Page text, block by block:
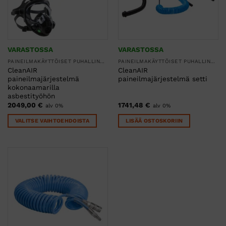
VARASTOSSA
CleanAIR
paineilmajärjestelmä
kokonaamarilla
asbestityöhön
2049,00 € alv 0%
VALITSE VAIHTOEHDOISTA
muunnelma.
Voit
tehdä
valinnat
VARASTOSSA
CleanAIR
paineilmajärjestelmä setti
1741,48 € alv 0%
LISÄÄ OSTOSKORIIN